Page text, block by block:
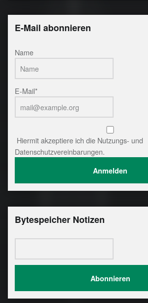
E-Mail abonnieren
Name
E-Mail*
Hiermit akzeptiere ich die Nutzungs- und
Datenschutzvereinbarungen.
Bytespeicher Notizen